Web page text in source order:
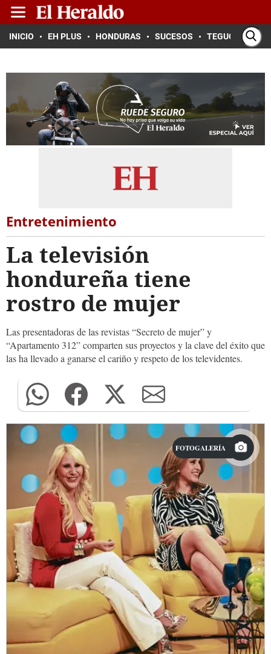
INICIO EH PLUS HONDURAS SUCESOS TEGUCIGALPA
Entretenimiento
La televisión
hondureña tiene
rostro de mujer
Las presentadoras de las revistas “Secreto de mujer” y
“Apartamento 312” comparten sus proyectos y la clave del éxito que
las ha llevado a ganarse el cariño y respeto de los televidentes.
FOTOGALERÍA